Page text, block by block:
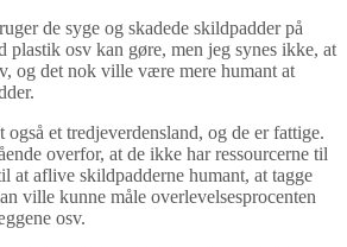
de syge og skadede skildpadder på
plastik osv kan gøre, men jeg synes ikke, at
og det nok ville være mere humant at
også et tredjeverdensland, og de er fattige.
overfor, at de ikke har ressourcerne til
at aflive skildpadderne humant, at tagge
ville kunne måle overlevelsesprocenten
osv.